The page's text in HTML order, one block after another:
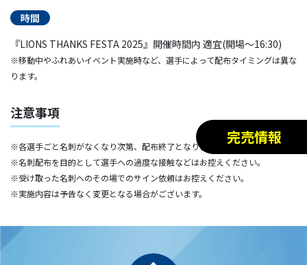
時間
『LIONS THANKS FESTA 2025』開催時間内 適宜(開場～16:30)
※移動中やふれあいイベント実施時など、選手によって配布タイミングは異な
ります。
注意事項
※各選手ごと名刺がなくなり次第、配布終了となります。
※名刺配布を目的として選手への過度な接触などはお控えください。
※受け取った名刺へのその場でのサイン依頼はお控えください。
※実施内容は予告なく変更となる場合がございます。
完売情報